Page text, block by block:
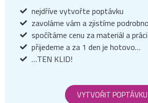
nejdříve vytvořte poptávku
zavoláme vám a zjistíme
spočítáme cenu za materiál a práci
přijedeme a za 1 den je hotovo…
…TEN KLID!
VYTVOŘIT POPTÁVKU